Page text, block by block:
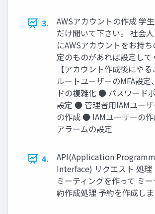
3.
AWSアカウントの作成 学
だけ聞いて下さい。 社会
にAWSアカウントをお持
定のものがあれば設定して
【アカウント作成後にや
ルートユーザーのMFA設定
ドの複雑化 ● パスワード
設定 ● 管理者用IAMユー
の作成 ● IAMユーザーの
アラームの設定
4.
API(Application
Interface) リクエスト 処理
ミーティングを作って ミ
約作成処理 予約を作成し